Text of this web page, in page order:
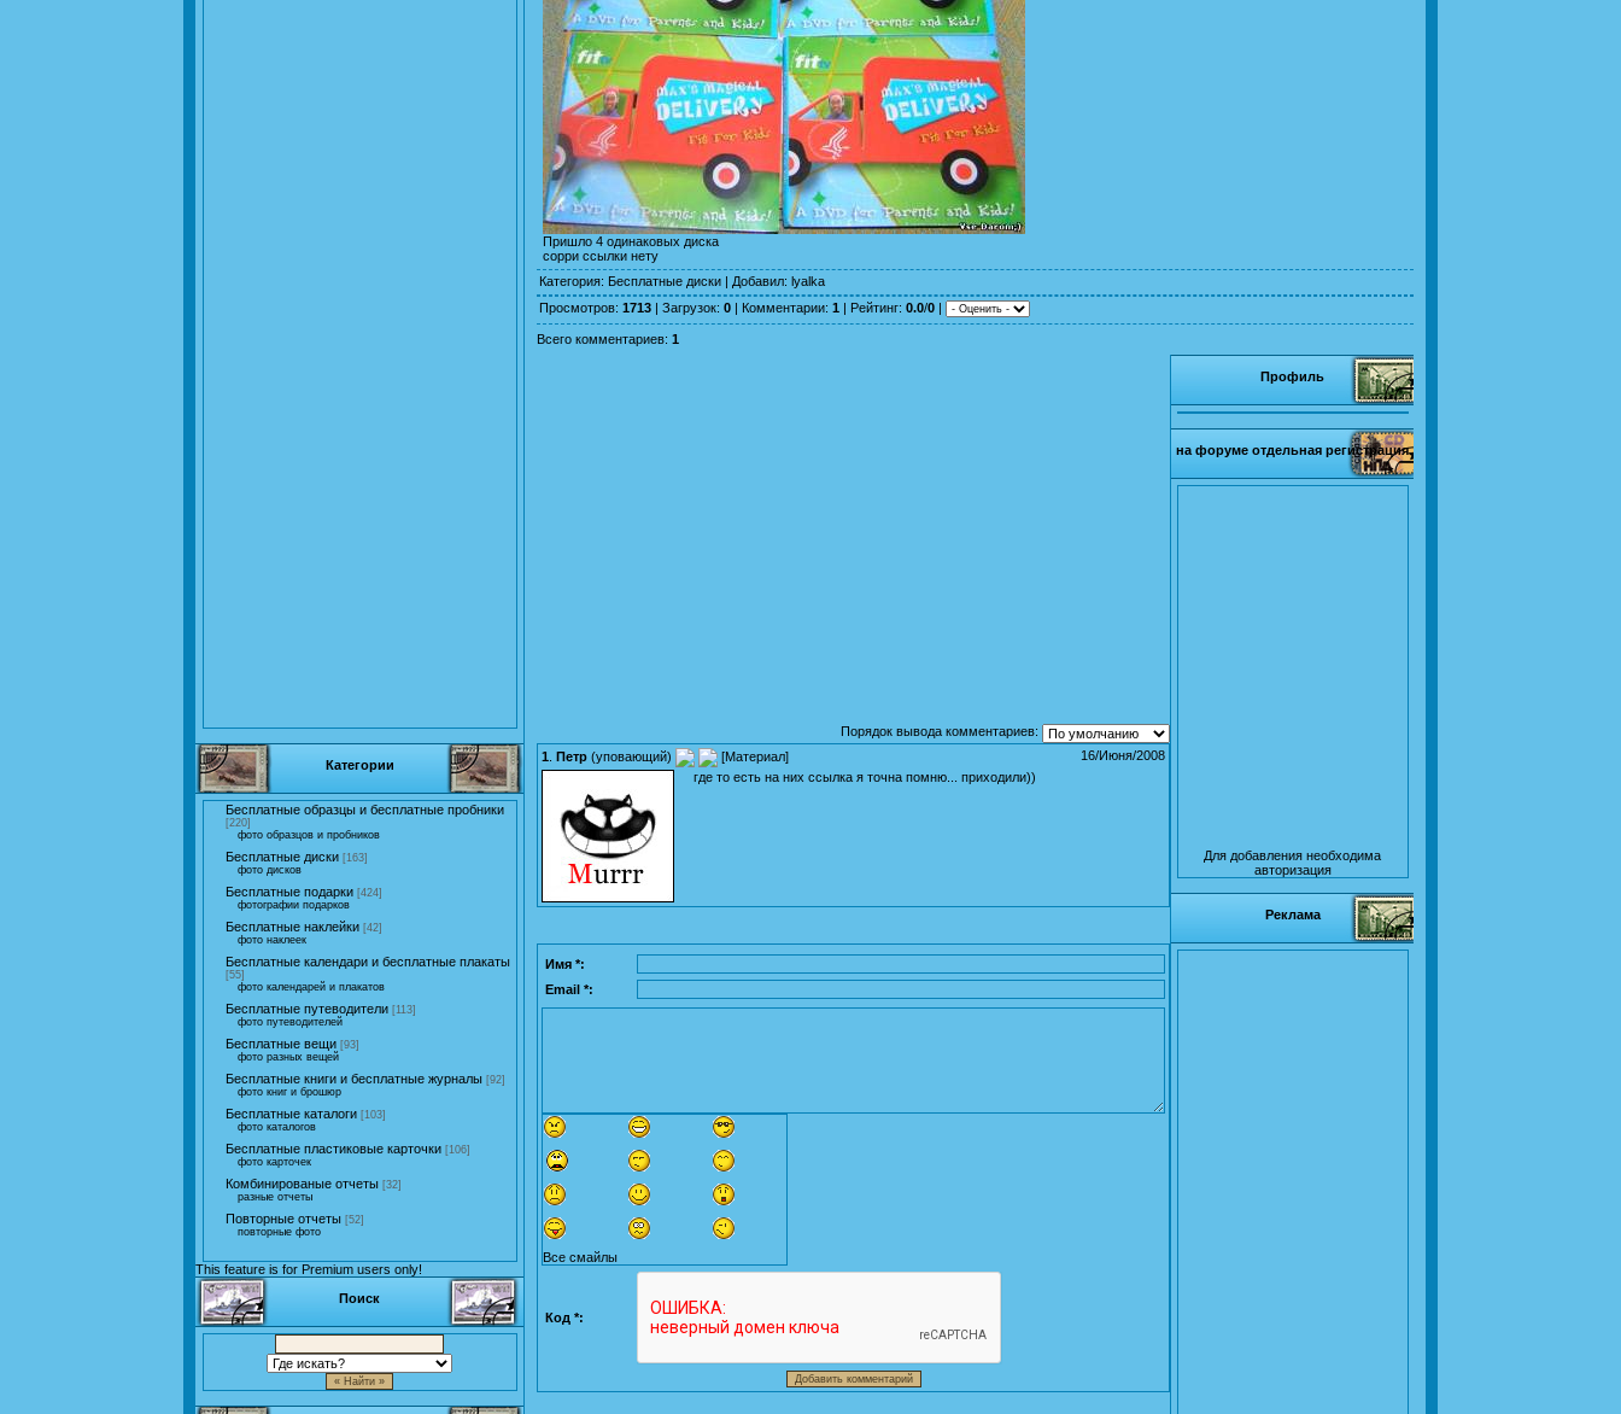
Категории
Бесплатные образцы и бесплатные пробники
[220]
фото образцов и пробников
Бесплатные диски [163]
фото дисков
Бесплатные подарки [424]
фотографии подарков
Бесплатные наклейки [42]
фото наклеек
Бесплатные календари и бесплатные плакаты
[55]
фото календарей и плакатов
Бесплатные путеводители [113]
фото путеводителей
Бесплатные вещи [93]
фото разных вещей
Бесплатные книги и бесплатные журналы [92]
фото книг и брошюр
Бесплатные каталоги [103]
фото каталогов
Бесплатные пластиковые карточки [106]
фото карточек
Комбинированые отчеты [32]
разные отчеты
Повторные отчеты [52]
повторные фото
This feature is for Premium users only!
Поиск
Пришло 4 одинаковых диска
сорри ссылки нету
Категория: Бесплатные диски | Добавил: lyalka
Просмотров: 1713 | Загрузок: 0 | Комментарии: 1 | Рейтинг: 0.0/0 |
Всего комментариев: 1
Порядок вывода комментариев:
16/Июня/2008
1 Петр (уповающий) [Материал]
где то есть на них ссылка я точна помню... приходили))
Имя *:
Email *:
Все смайлы
Код *:
Профиль
на форуме отдельная регистрация
Для добавления необходима
авторизация
Реклама